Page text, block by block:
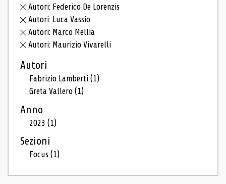
Autori: Federico De Lorenzis
Autori: Luca Vassio
Autori: Marco Mellia
Autori: Maurizio Vivarelli
Autori
Fabrizio Lamberti(1)
Greta Vallero(1)
Anno
2023(1)
Sezioni
Focus(1)